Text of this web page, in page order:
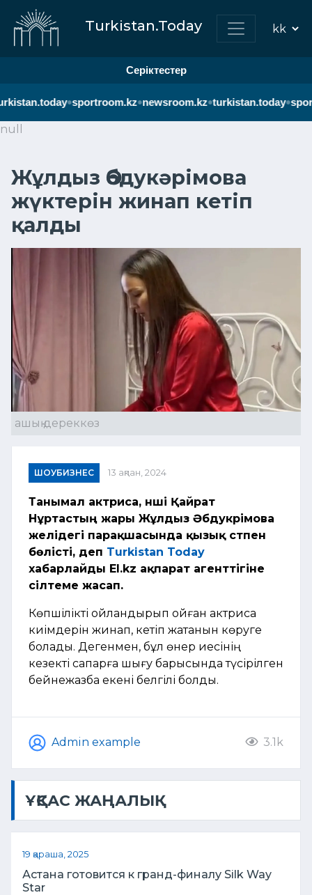
Turkistan.Today
Серіктестер
•sportroom.kz•newsroom.kz•turkistan.today•
null
Жұлдыз Әбдукәрімова
жүктерін жинап кетіп
қалды
ашық дереккөз
ШОУБИЗНЕС 13 ақпан, 2024
Танымал актриса, әнші Қайрат
Нұртастың жары Жұлдыз Әбдукәрімова
желідегі парақшасында қызық сәтпен
бөлісті, деп Turkistan Today
хабарлайды Еl.kz ақпарат агенттігіне
сілтеме жасап.
Көпшілікті ойландырып қойған актриса
киімдерін жинап, кетіп жатқанын көруге
болады. Дегенмен, бұл өнер иесінің
кезекті сапарға шығу барысында түсірілген
бейнежазба екені белгілі болды.
Admin example 3.1k
ҰҚСАС ЖАҢАЛЫҚ
19 қараша, 2025
Астана готовится к гранд-финалу Silk Way
Star